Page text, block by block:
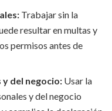
Trabajar sin la
resultar en multas y
permisos antes de
del negocio: Usar la
y del negocio